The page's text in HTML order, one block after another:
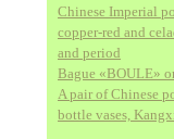
Chinese Imperial
copper-red and
and period
Bague «BOULE»
A pair of Chinese
bottle vases,